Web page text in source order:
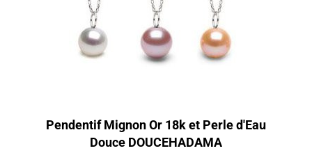
Pendentif Mignon Or 18k et Perle d'Eau
Douce DOUCEHADAMA